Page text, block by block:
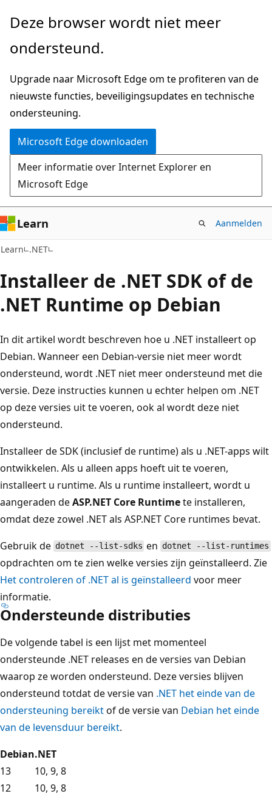
Naar
gaan
Deze browser wordt niet meer
ondersteund.
Upgrade naar Microsoft Edge om te profiteren van de
nieuwste functies, beveiligingsupdates en technische
ondersteuning.
Microsoft Edge downloaden
Meer informatie over Internet Explorer en
Microsoft Edge
Learn Aanmelden
Learn .NET
Installeer de .NET SDK of de
.NET Runtime op Debian
In dit artikel wordt beschreven hoe u .NET installeert op
Debian. Wanneer een Debian-versie niet meer wordt
ondersteund, wordt .NET niet meer ondersteund met die
versie. Deze instructies kunnen u echter helpen om .NET
op deze versies uit te voeren, ook al wordt deze niet
ondersteund.
Installeer de SDK (inclusief de runtime) als u .NET-apps wilt
ontwikkelen. Als u alleen apps hoeft uit te voeren,
installeert u runtime. Als u runtime installeert, wordt u
aangeraden deASP.NET Core Runtimete installeren,
omdat deze zowel .NET als ASP.NET Core runtimes bevat.
Gebruik de dotnet --list-sdks en dotnet --list-runtimes
opdrachten om te zien welke versies zijn geïnstalleerd. Zie
Het controleren of .NET al is geïnstalleerd voor meer
informatie.
Ondersteunde distributies
De volgende tabel is een lijst met momenteel
ondersteunde .NET releases en de versies van Debian
waarop ze worden ondersteund. Deze versies blijven
ondersteund totdat de versie van .NET het einde van de
ondersteuning bereiktof de versie van Debian het einde
van de levensduur bereikt.
Debian.NET
13
10, 9, 8
12
10, 9, 8